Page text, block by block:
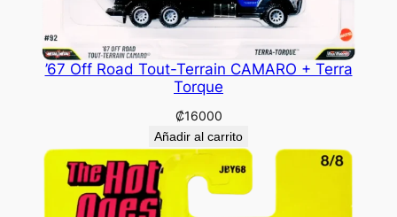
’67 Off Road Tout-Terrain CAMARO + Terra
Torque
₡16000
Añadir al carrito